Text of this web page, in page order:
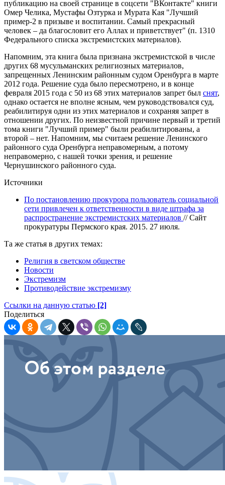
публикацию на своей странице в соцсети "ВКонтакте" книги
Омер Челика, Мустафы Озтурка и Мурата Кая "Лучший
пример-2 в призыве и воспитании. Самый прекрасный
человек – да благословит его Аллах и приветствует" (п. 1310
Федерального списка экстремистских материалов).
Напомним, эта книга была признана экстремистской в числе
других 68 мусульманских религиозных материалов,
запрещенных Ленинским районным судом Оренбурга в марте
2012 года. Решение суда было пересмотрено, и в конце
февраля 2015 года с 50 из 68 этих материалов запрет был снят,
однако остается не вполне ясным, чем руководствовался суд,
реабилитируя одни из этих материалов и сохраняя запрет в
отношении других. По неизвестной причине первый и третий
тома книги "Лучший пример" были реабилитированы, а
второй – нет. Напомним, мы считаем решение Ленинского
районного суда Оренбурга неправомерным, а потому
неправомерно, с нашей точки зрения, и решение
Чернушинского районного суда.
Источники
По постановлению прокурора пользователь социальной
сети привлечен к ответственности в виде штрафа за
распространение экстремистских материалов // Сайт
прокуратуры Пермского края. 2015. 27 июля.
Та же статья в других темах:
Религия в светском обществе
Новости
Экстремизм
Противодействие экстремизму
Ссылки на данную статью [2]
Поделиться